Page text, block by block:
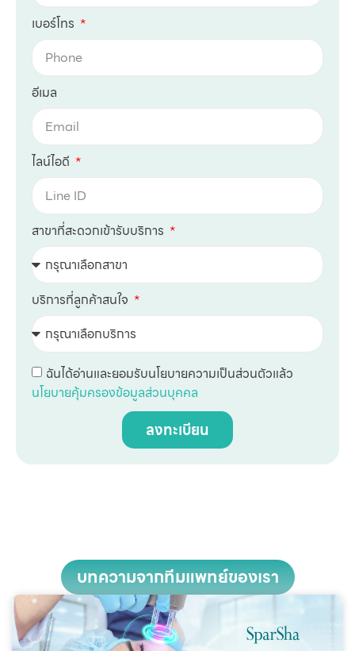
เบอร์โทร
อีเมล
ไลน์ไอดี
สาขาที่สะดวกเข้ารับบริการ
บริการที่ลูกค้าสนใจ
ฉันได้อ่านและยอมรับนโยบายความเป็นส่วนตัวแล้ว
นโยบายคุ้มครองข้อมูลส่วนบุคคล
ลงทะเบียน
บทความจากทีมแพทย์ของเรา